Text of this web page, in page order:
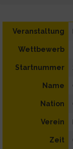
Veranstaltung
Wettbewerb
Startnummer
Name
Nation
Verein
Zeit